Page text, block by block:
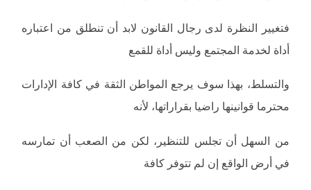
فتغيير النظرة لدى رجال القانون لابد أن تنطلق من اعتباره
أداة لخدمة المجتمع وليس أداة للقمع
والتسلط، بهذا سوف يرجع المواطن الثقة في كافة الإدارات
محترما قوانينها راضيا بقراراتها، لأنه
من السهل أن تجلس للتنظير، لكن من الصعب أن تمارسه
في أرض الواقع إن لم تتوفر كافة